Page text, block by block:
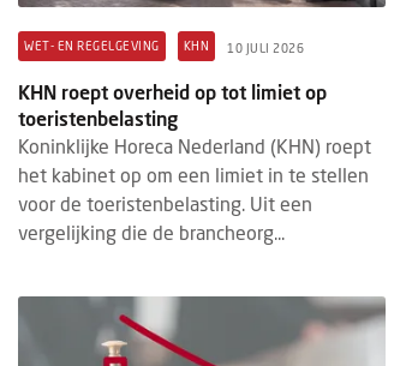
WET- EN REGELGEVING KHN 10 JULI 2026
KHN roept overheid op tot limiet op
toeristenbelasting
Koninklijke Horeca Nederland (KHN) roept
het kabinet op om een limiet in te stellen
voor de toeristenbelasting. Uit een
vergelijking die de brancheorg...